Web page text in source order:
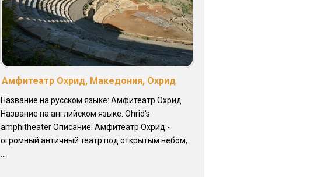
Амфитеатр Охрид, Македония, Охрид
Название на русском языке: Амфитеатр Охрид
Название на английском языке: Ohrid's
amphitheater Описание: Амфитеатр Охрид -
огромный античный театр под открытым небом,